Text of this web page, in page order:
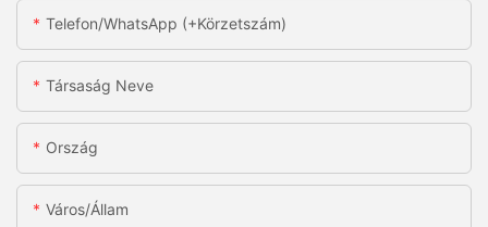
Telefon/WhatsApp (+körzetszám)
Társaság Neve
Ország
Város/állam